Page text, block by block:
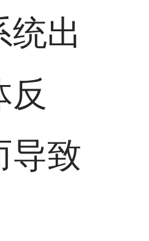
出
导致